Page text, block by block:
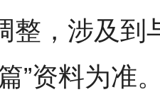
整，涉及到
”资料为准